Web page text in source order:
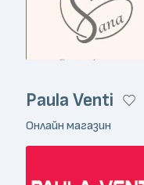
Paula Venti
Онлайн магазин